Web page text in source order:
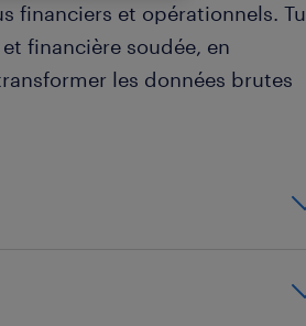
financiers et opérationnels. Tu
financière soudée, en
les données brutes
les décisions